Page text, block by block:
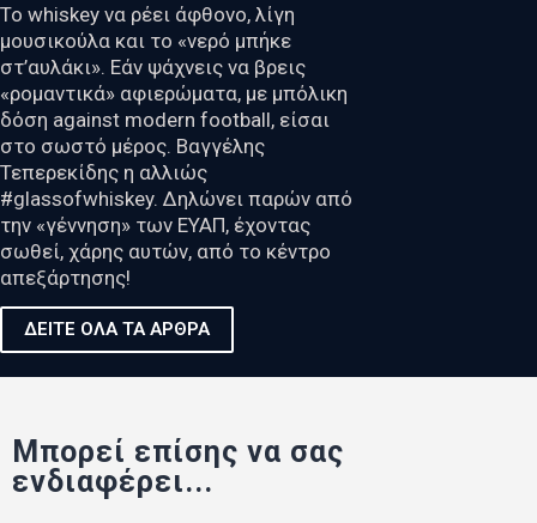
Το whiskey να ρέει άφθονο, λίγη
μουσικούλα και το «νερό μπήκε
στ’αυλάκι». Εάν ψάχνεις να βρεις
«ρομαντικά» αφιερώματα, με μπόλικη
δόση against modern football, είσαι
στο σωστό μέρος. Βαγγέλης
Τεπερεκίδης η αλλιώς
#glassofwhiskey. Δηλώνει παρών από
την «γέννηση» των ΕΥΑΠ, έχοντας
σωθεί, χάρης αυτών, από το κέντρο
απεξάρτησης!
ΔΕΙΤΕ ΟΛΑ ΤΑ ΑΡΘΡΑ
Μπορεί επίσης να σας
ενδιαφέρει...